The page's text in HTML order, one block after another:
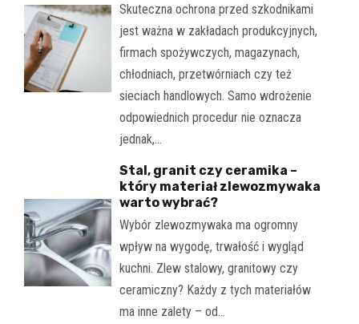
Skuteczna ochrona przed szkodnikami
jest ważna w zakładach produkcyjnych,
firmach spożywczych, magazynach,
chłodniach, przetwórniach czy też
sieciach handlowych. Samo wdrożenie
odpowiednich procedur nie oznacza
jednak,…
Stal, granit czy ceramika –
który materiał zlewozmywaka
warto wybrać?
Wybór zlewozmywaka ma ogromny
wpływ na wygodę, trwałość i wygląd
kuchni. Zlew stalowy, granitowy czy
ceramiczny? Każdy z tych materiałów
ma inne zalety – od…